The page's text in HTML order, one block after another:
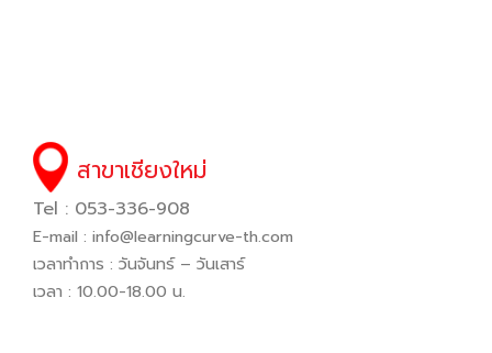
สาขาเชียงใหม่
Tel : 053-336-908
E-mail : info@learningcurve-th.com
เวลาทำการ : วันจันทร์ – วันเสาร์
เวลา : 10.00-18.00 น.